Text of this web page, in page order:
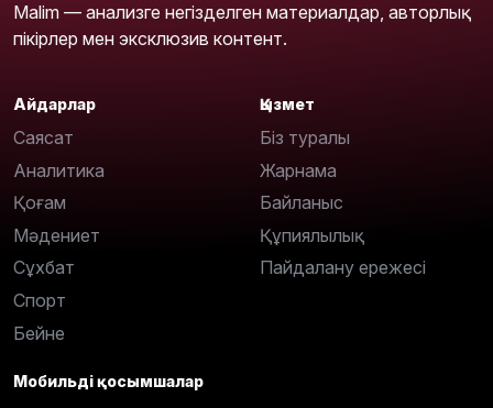
Malim — анализге негізделген материалдар, авторлық
пікірлер мен эксклюзив контент.
Айдарлар
Саясат
Аналитика
Қоғам
Мәдениет
Сұхбат
Спорт
Бейне
Қызмет
Біз туралы
Жарнама
Байланыс
Құпиялылық
Пайдалану ережесі
Мобильді қосымшалар